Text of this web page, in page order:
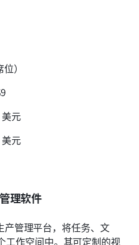
）
元
元
理软件
管理平台，将任务、文
工作空间中。其可定制的视